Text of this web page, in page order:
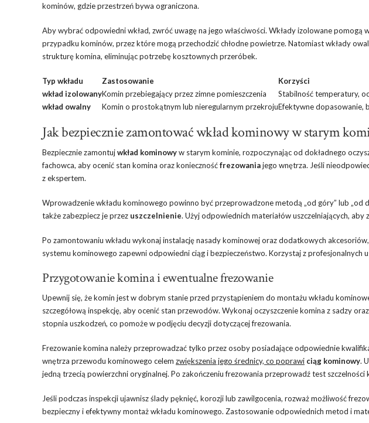
kominów, gdzie przestrzeń bywa ograniczona.
Aby wybrać odpowiedni wkład, zwróć uwagę na jego właściwości. Wkłady izolowane pomogą
przypadku kominów, przez które mogą przechodzić chłodne powietrze. Natomiast wkłady
strukturę komina, eliminując potrzebę kosztownych przeróbek.
Typ wkładu Zastosowanie
Korzyści
wkład izolowanyKomin przebiegający przez zimne pomieszczenia
Stabilność temperatury,
wkład owalny
Komin o prostokątnym lub nieregularnym przekrojuEfektywne dopasowanie,
Jak bezpiecznie zamontować wkład kominowy w starym
Bezpiecznie zamontujwkład kominowyw starym kominie, rozpoczynając od dokładnego
fachowca, aby ocenić stan komina oraz koniecznośćfrezowaniajego wnętrza. Jeśli
z ekspertem.
Wprowadzenie wkładu kominowego powinno być przeprowadzone metodą „od góry” lub „od
także zabezpiecz je przez uszczelnienie. Użyj odpowiednich materiałów uszczelniających, aby
Po zamontowaniu wkładu wykonaj instalację nasady kominowej oraz dodatkowych
systemu kominowego zapewni odpowiedni ciąg i bezpieczeństwo. Korzystaj z profesjonalnych
Przygotowanie komina i ewentualne frezowanie
Upewnij się, że komin jest w dobrym stanie przed przystąpieniem do montażu wkładu
szczegółową inspekcję, aby ocenić stan przewodów. Wykonaj oczyszczenie komina z sadzy
stopnia uszkodzeń, co pomoże w podjęciu decyzji dotyczącej frezowania.
Frezowanie komina należy przeprowadzać tylko przez osoby posiadające odpowiednie
wnętrza przewodu kominowego celem zwiększenia jego średnicy, co poprawi ciąg kominowy.
jedną trzecią powierzchni oryginalnej. Po zakończeniu frezowania przeprowadź test szczelności
Jeśli podczas inspekcji ujawnisz ślady pęknięć, korozji lub zawilgocenia, rozważ możliwość
bezpieczny i efektywny montaż wkładu kominowego. Zastosowanie odpowiednich metod i